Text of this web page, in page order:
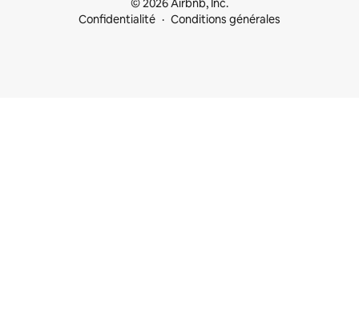
© 2026 Airbnb, Inc.
Confidentialité
Conditions générales